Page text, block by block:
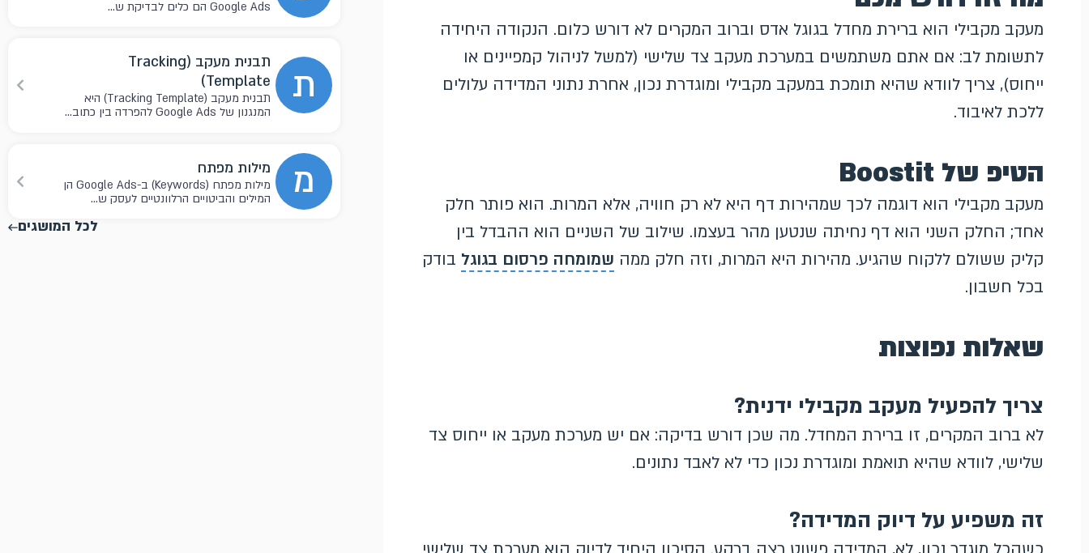
מעקב מקבילי הוא ברירת מחדל בגוגל אדס וברוב המקרים לא דורש כלום. הנקודה היחידה
לתשומת לב: אם אתם משתמשים במערכת מעקב צד שלישי (למשל לניהול קמפיינים או
ייחוס), צריך לוודא שהיא תומכת במעקב מקבילי ומוגדרת נכון, אחרת נתוני המדידה עלולים
ללכת לאיבוד.
הטיפ של Boostit
מעקב מקבילי הוא דוגמה לכך שמהירות דף היא לא רק חוויה, אלא המרות. הוא פותר חלק
אחד; החלק השני הוא דף נחיתה שנטען מהר בעצמו. שילוב של השניים הוא ההבדל בין
קליק ששולם ללקוח שהגיע. מהירות היא המרות, וזה חלק ממה שמומחה פרסום בגוגל בודק
בכל חשבון.
שאלות נפוצות
צריך להפעיל מעקב מקבילי ידנית?
לא ברוב המקרים, זו ברירת המחדל. מה שכן דורש בדיקה: אם יש מערכת מעקב או ייחוס צד
שלישי, לוודא שהיא תואמת ומוגדרת נכון כדי לא לאבד נתונים.
זה משפיע על דיוק המדידה?
Google Ads הם כלים לבדיקת ש...
ת
תבנית מעקב (Tracking
Template)
תבנית מעקב (Tracking Template) היא
המנגנון של Google Ads להפרדה בין כתוב...
מ מילות מפתח
מילות מפתח (Keywords) ב-Google Ads הן
המילים והביטויים הרלוונטיים לעסק ש...
לכל המושגים